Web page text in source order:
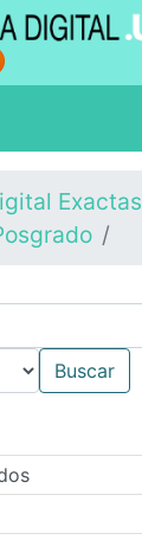
Exactas